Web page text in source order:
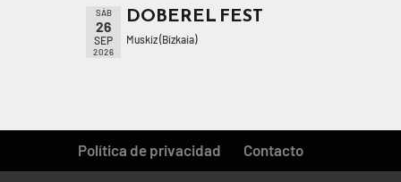
SÁB
26
SEP
2026
DOBEREL FEST
Muskiz (Bizkaia)
Política de privacidad Contacto